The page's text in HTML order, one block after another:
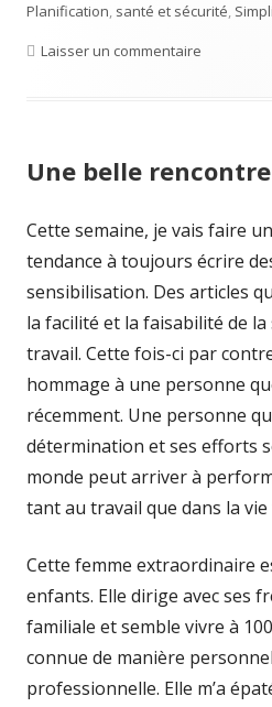
Planification, santé et sécurité,
Laisser un commentaire
Une belle rencontre
Cette semaine, je vais faire
tendance à toujours écrire
sensibilisation. Des articles
la facilité et la faisabilité de
travail. Cette fois-ci par
hommage à une personne
récemment. Une personne
détermination et ses efforts
monde peut arriver à
tant au travail que dans la vie
Cette femme extraordinaire
enfants. Elle dirige avec ses
familiale et semble vivre à 100
connue de manière
professionnelle. Elle m’a